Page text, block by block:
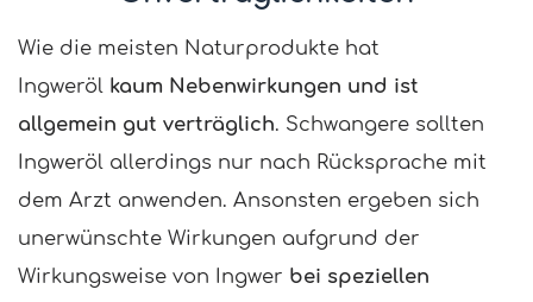
Wie die meisten Naturprodukte hat
Ingweröl kaum Nebenwirkungen und ist
allgemein gut verträglich. Schwangere sollten
Ingweröl allerdings nur nach Rücksprache mit
dem Arzt anwenden. Ansonsten ergeben sich
unerwünschte Wirkungen aufgrund der
Wirkungsweise von Ingwer bei speziellen